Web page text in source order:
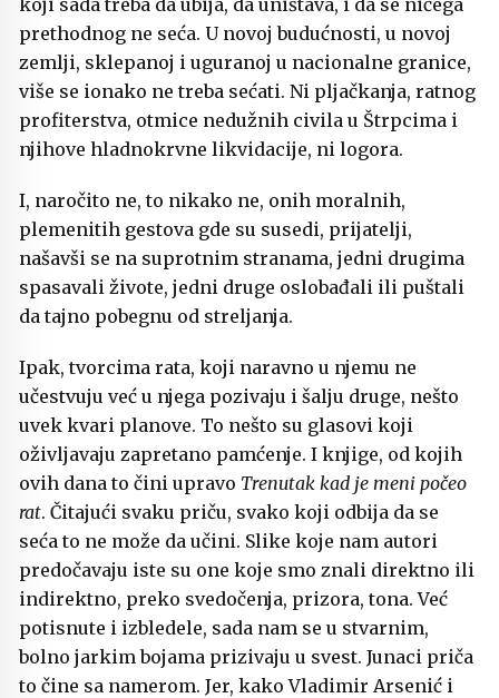
prethodnog ne seća. U novoj budućnosti, u novoj
zemlji, sklepanoj i uguranoj u nacionalne granice,
više se ionako ne treba sećati. Ni pljačkanja, ratnog
profiterstva, otmice nedužnih civila u Štrpcima i
njihove hladnokrvne likvidacije, ni logora.
I, naročito ne, to nikako ne, onih moralnih,
plemenitih gestova gde su susedi, prijatelji,
našavši se na suprotnim stranama, jedni drugima
spasavali živote, jedni druge oslobađali ili puštali
da tajno pobegnu od streljanja.
Ipak, tvorcima rata, koji naravno u njemu ne
učestvuju već u njega pozivaju i šalju druge, nešto
uvek kvari planove. To nešto su glasovi koji
oživljavaju zapretano pamćenje. I knjige, od kojih
ovih dana to čini upravo Trenutak kad je meni počeo
rat. Čitajući svaku priču, svako koji odbija da se
seća to ne može da učini. Slike koje nam autori
predočavaju iste su one koje smo znali direktno ili
indirektno, preko svedočenja, prizora, tona. Već
potisnute i izbledele, sada nam se u stvarnim,
bolno jarkim bojama prizivaju u svest. Junaci priča
to čine sa namerom. Jer, kako Vladimir Arsenić i